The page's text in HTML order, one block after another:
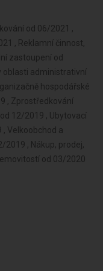
od 06/2021 ,
, Reklamní činnost,
zastoupení od
oblasti administrativní
hospodářské
, Zprostředkování
12/2019 , Ubytovací
Velkoobchod a
2019 , Nákup, prodej,
od 03/2020